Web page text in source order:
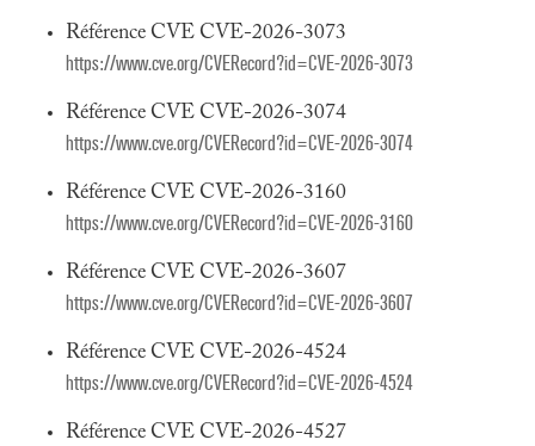
Référence CVE CVE-2026-3073
https://www.cve.org/CVERecord?id=CVE-2026-3073
Référence CVE CVE-2026-3074
https://www.cve.org/CVERecord?id=CVE-2026-3074
Référence CVE CVE-2026-3160
https://www.cve.org/CVERecord?id=CVE-2026-3160
Référence CVE CVE-2026-3607
https://www.cve.org/CVERecord?id=CVE-2026-3607
Référence CVE CVE-2026-4524
https://www.cve.org/CVERecord?id=CVE-2026-4524
Référence CVE CVE-2026-4527